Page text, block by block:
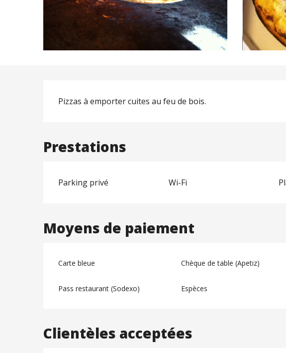
Description
Pizzas à emporter cuites au feu de bois.
Prestations
Parking privé Wi-Fi
Moyens de paiement
Carte bleue Chèque de table (Apetiz)
Pass restaurant (Sodexo) Espèces
Clientèles acceptées